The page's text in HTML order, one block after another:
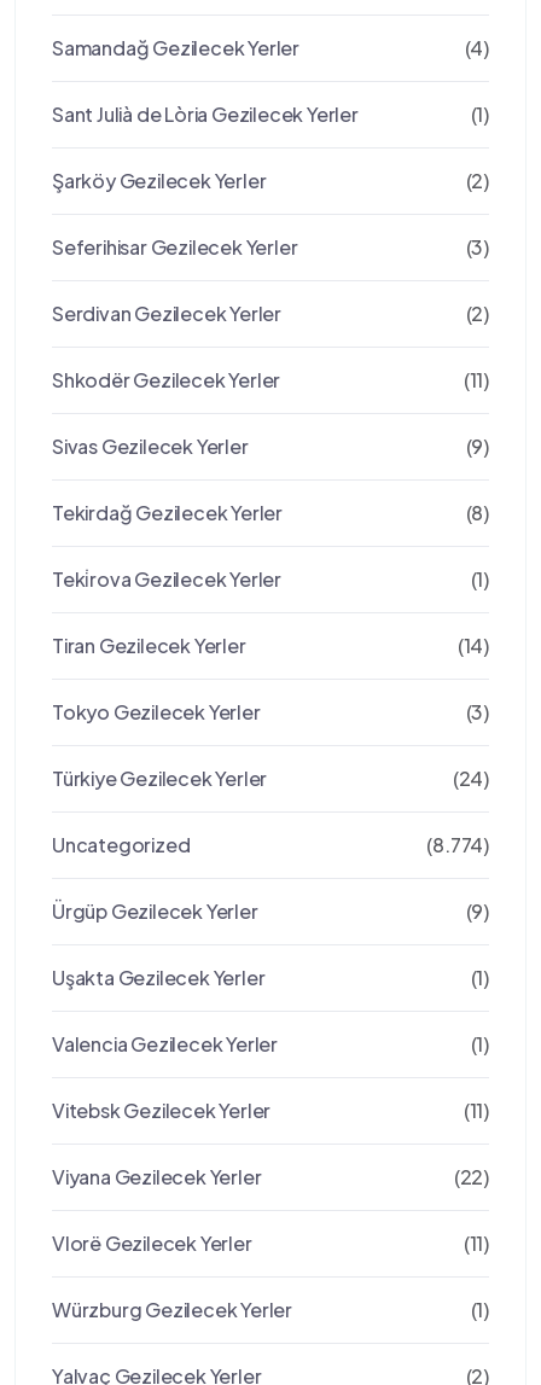
Samandağ Gezilecek Yerler (4)
Sant Julià de Lòria Gezilecek Yerler (1)
Şarköy Gezilecek Yerler (2)
Seferihisar Gezilecek Yerler (3)
Serdivan Gezilecek Yerler (2)
Shkodër Gezilecek Yerler (11)
Sivas Gezilecek Yerler (9)
Tekirdağ Gezilecek Yerler (8)
Teki̇rova Gezilecek Yerler (1)
Tiran Gezilecek Yerler (14)
Tokyo Gezilecek Yerler (3)
Türkiye Gezilecek Yerler (24)
Uncategorized (8.774)
Ürgüp Gezilecek Yerler (9)
Uşakta Gezilecek Yerler (1)
Valencia Gezilecek Yerler (1)
Vitebsk Gezilecek Yerler (11)
Viyana Gezilecek Yerler (22)
Vlorë Gezilecek Yerler (11)
Würzburg Gezilecek Yerler (1)
Yalvaç Gezilecek Yerler (2)